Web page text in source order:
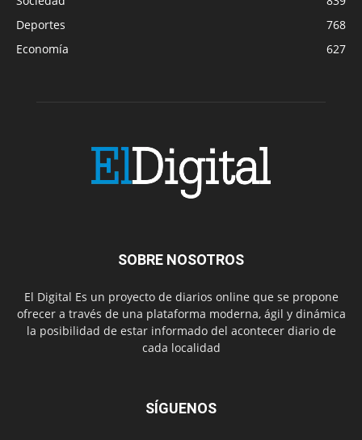
Deportes
768
Economía
627
SOBRE NOSOTROS
El Digital Es un proyecto de diarios online que se propone
ofrecer a través de una plataforma moderna, ágil y dinámica
la posibilidad de estar informado del acontecer diario de
cada localidad
SÍGUENOS